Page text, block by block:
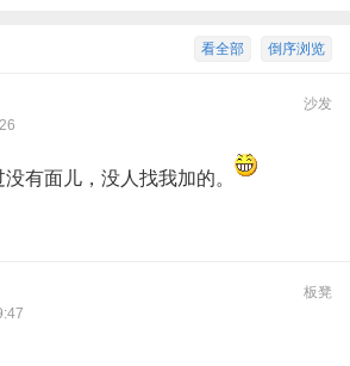
倒序浏览
看全部
沙发
有面儿，没人找我加的。
板凳